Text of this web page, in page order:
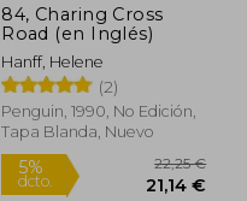
5%
dcto.
84, Charing Cross
Road (en Inglés)
Hanff, Helene
(2)
Penguin, 1990, No Edición,
Tapa Blanda, Nuevo